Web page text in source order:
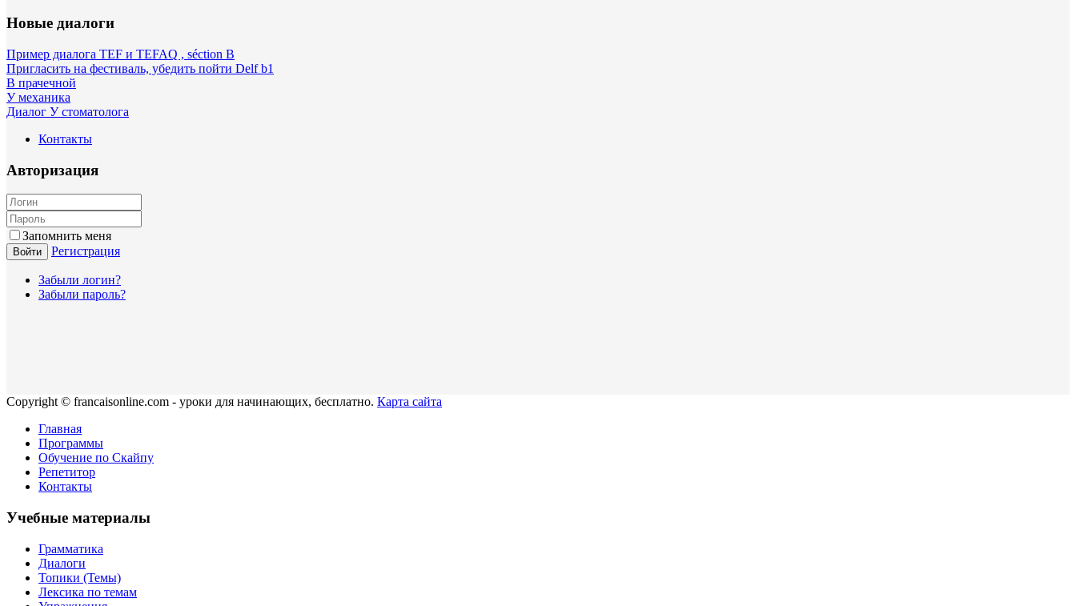
Новые диалоги
Пример диалога TEF и TEFAQ , séction B
Пригласить на фестиваль, убедить пойти Delf b1
В прачечной
У механика
Диалог У стоматолога
Контакты
Авторизация
Запомнить меня
Войти Регистрация
Забыли логин?
Забыли пароль?
Copyright © francaisonline.com - уроки для начинающих, бесплатно. Карта сайта
Главная
Программы
Обучение по Скайпу
Репетитор
Контакты
Учебные материалы
Грамматика
Диалоги
Топики (Темы)
Лексика по темам